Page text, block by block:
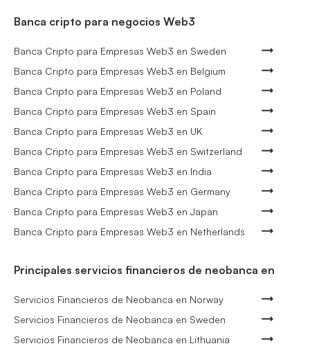
Banca cripto para negocios Web3
Banca Cripto para Empresas Web3 en Sweden
Banca Cripto para Empresas Web3 en Belgium
Banca Cripto para Empresas Web3 en Poland
Banca Cripto para Empresas Web3 en Spain
Banca Cripto para Empresas Web3 en UK
Banca Cripto para Empresas Web3 en Switzerland
Banca Cripto para Empresas Web3 en India
Banca Cripto para Empresas Web3 en Germany
Banca Cripto para Empresas Web3 en Japan
Banca Cripto para Empresas Web3 en Netherlands
Principales servicios financieros de neobanca en
Servicios Financieros de Neobanca en Norway
Servicios Financieros de Neobanca en Sweden
Servicios Financieros de Neobanca en Lithuania